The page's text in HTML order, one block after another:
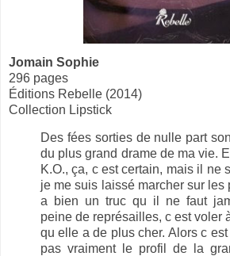
Jomain Sophie
296 pages
Éditions Rebelle (2014)
Collection Lipstick
Des fées sorties de nulle part
du plus grand drame de ma vie.
K.O., ça, c est certain, mais il ne
je me suis laissé marcher sur les
a bien un truc qu il ne faut
peine de représailles, c est voler
qu elle a de plus cher. Alors c
pas vraiment le profil de la